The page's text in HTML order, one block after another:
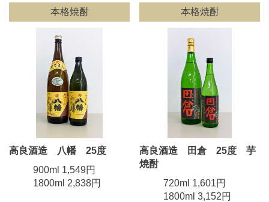
本格焼酎
高良酒造 八幡 25度
900ml 1,549円
1800ml 2,838円
本格焼酎
高良酒造 田倉 25度 芋
焼酎
720ml 1,601円
1800ml 3,152円